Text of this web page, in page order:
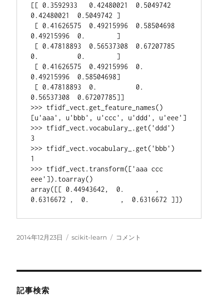
[[ 0.3592933   0.42480021  0.5049742
0.42480021  0.5049742 ]
0.49215996  0.        ]
0.          0.        ]
0.49215996  0.58504698]
0.56537308  0.67207785]]
>>> tfidf_vect.get_feature_names()
[u'aaa', u'bbb', u'ccc', u'ddd', u'eee']
>>> tfidf_vect.vocabulary_.get('ddd')
3
>>> tfidf_vect.vocabulary_.get('bbb')
1
>>> tfidf_vect.transform(['aaa ccc
eee']).toarray()
array([[ 0.44943642,  0.        ,
投
2014年12月23日
カ
scikit-learn
sklearn
コメント
記事検索